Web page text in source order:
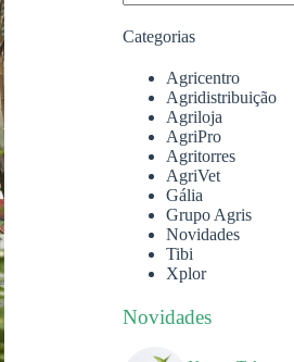
Categorias
Agricentro
Agridistribuição
Agriloja
AgriPro
Agritorres
AgriVet
Gália
Grupo Agris
Novidades
Tibi
Xplor
Novidades